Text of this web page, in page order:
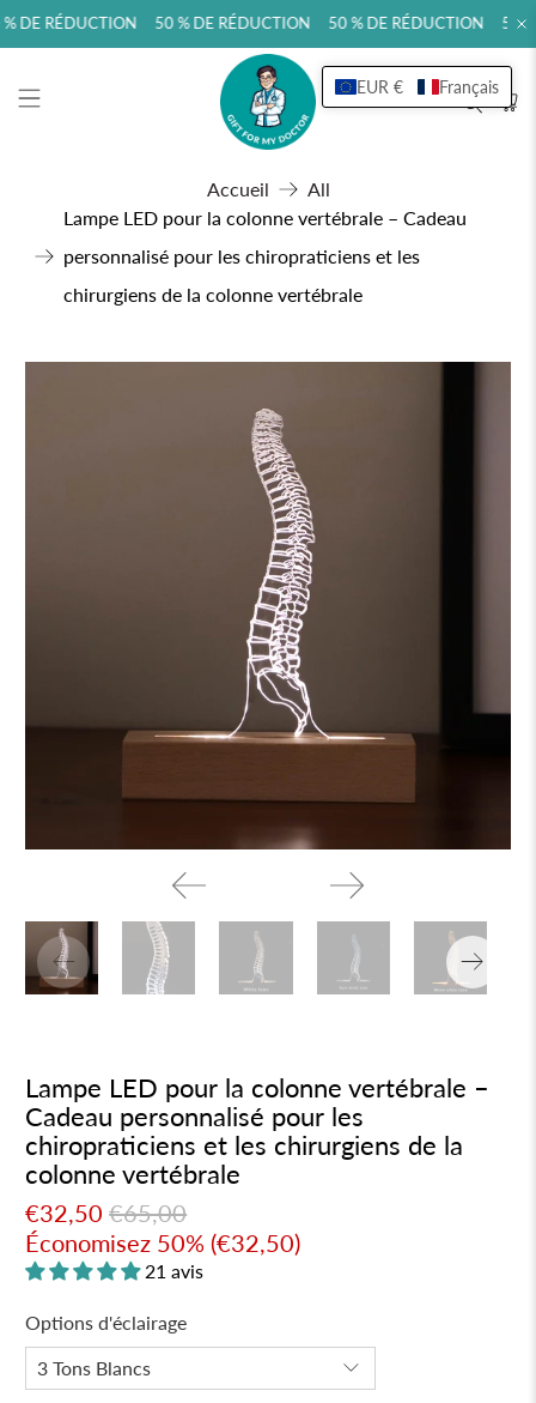
DE RÉDUCTION 50 % DE RÉDUCTION 50 % DE RÉDUCTION 50
Accueil
All
Lampe LED pour la colonne vertébrale – Cadeau
personnalisé pour les chiropraticiens et les
chirurgiens de la colonne vertébrale
Lampe LED pour la colonne vertébrale –
Cadeau personnalisé pour les
chiropraticiens et les chirurgiens de la
colonne vertébrale
€32,50 €65,00
Économisez 50% (€32,50)
21 avis
Options d'éclairage
EUR € Français